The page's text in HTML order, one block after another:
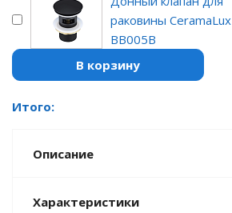
раковины CeramaLux
BB005B
В корзину
Итого:
Описание
Характеристики